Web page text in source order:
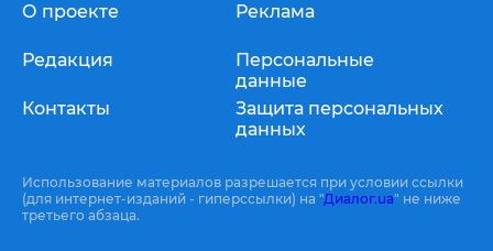
О проекте
Редакция
Контакты
Реклама
Персональные
данные
Защита персональных
данных
Использование материалов разрешается при условии ссылки
(для интернет-изданий - гиперссылки) на "Диалог.ua" не ниже
третьего абзаца.